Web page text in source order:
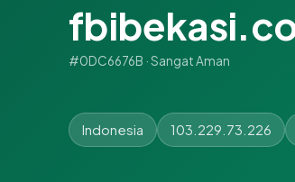
#0DC6676B · Sangat Aman
Indonesia 103.229.73.226